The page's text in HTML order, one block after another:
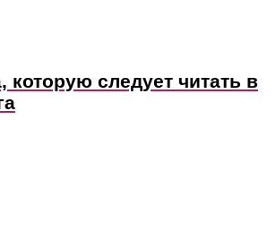
которую следует читать в